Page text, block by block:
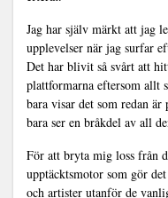
Jag har själv märkt att jag
upplevelser när jag surfar
Det har blivit så svårt att
plattformarna eftersom allt
bara visar det som redan
bara ser en bråkdel av all
För att bryta mig loss från
upptäcktsmotor som gör
och artister utanför de